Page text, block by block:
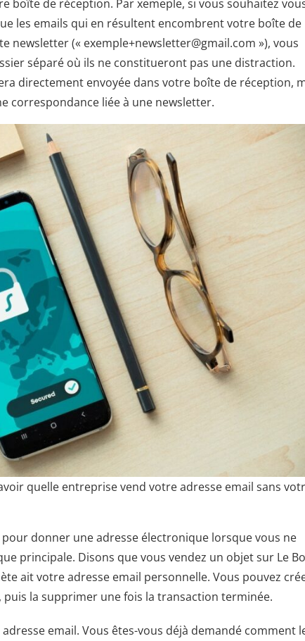
boîte de réception. Par xemeple, si vous souhaitez
les emails qui en résultent encombrent votre boîte de
newsletter (« exemple+newsletter@gmail.com »), vous
séparé où ils ne constitueront pas une distraction.
directement envoyée dans votre boîte de réception,
correspondance liée à une newsletter.
quelle entreprise vend votre adresse email sans
donner une adresse électronique lorsque vous ne
principale. Disons que vous vendez un objet sur Le
ait votre adresse email personnelle. Vous pouvez
la supprimer une fois la transaction terminée.
email. Vous êtes-vous déjà demandé comment